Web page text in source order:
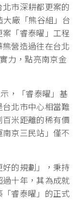
北市深耕都更案的
廠「熊谷組」台
「睿泰曜」工程
營造過往在台北
力，點亮南京金
，「睿泰曜」基
北市中心相當難
米距離的稀有價
京三民站」僅不
的規劃」，秉持
十年，其為成就
睿泰曜」的正式